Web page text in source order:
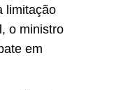
limitação
o ministro
em